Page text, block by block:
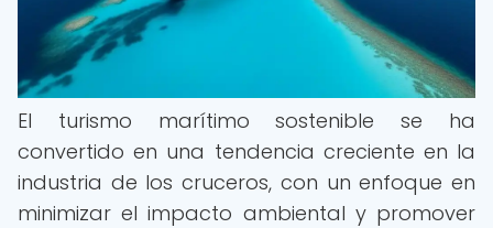
El turismo marítimo sostenible se ha
convertido en una tendencia creciente en la
industria de los cruceros, con un enfoque en
minimizar el impacto ambiental y promover